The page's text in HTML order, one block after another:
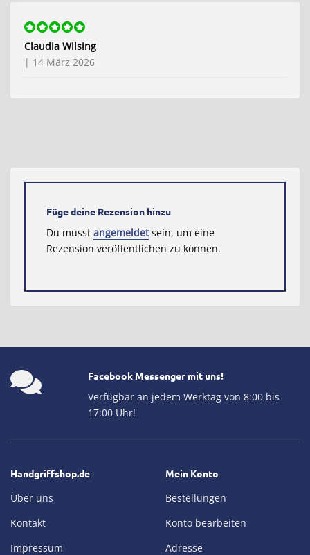
Bewertet
mit5von 5
Claudia Wilsing
| 14 März 2026
Füge deine Rezension hinzu
Du musst angemeldetsein, um eine
Rezension veröffentlichen zu können.
Facebook Messenger mit uns!
Verfügbar an jedem Werktag von 8:00 bis
17:00 Uhr!
Handgriffshop.de
Über uns
Kontakt
Impressum
Mein Konto
Bestellungen
Konto bearbeiten
Adresse